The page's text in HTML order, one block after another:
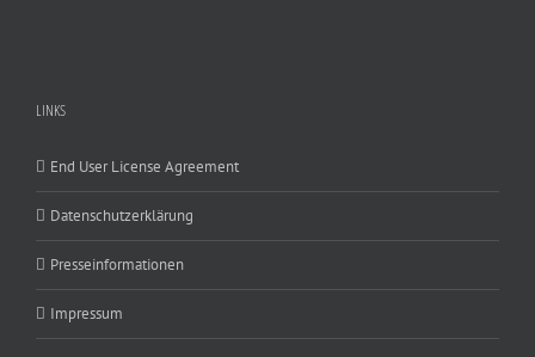
LINKS
End User License Agreement
Datenschutzerklärung
Presseinformationen
Impressum